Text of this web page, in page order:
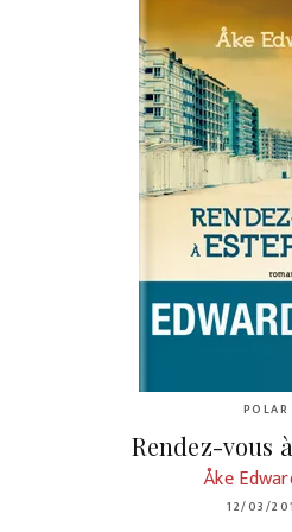
POLAR
Rendez-vous
Åke
12/03/